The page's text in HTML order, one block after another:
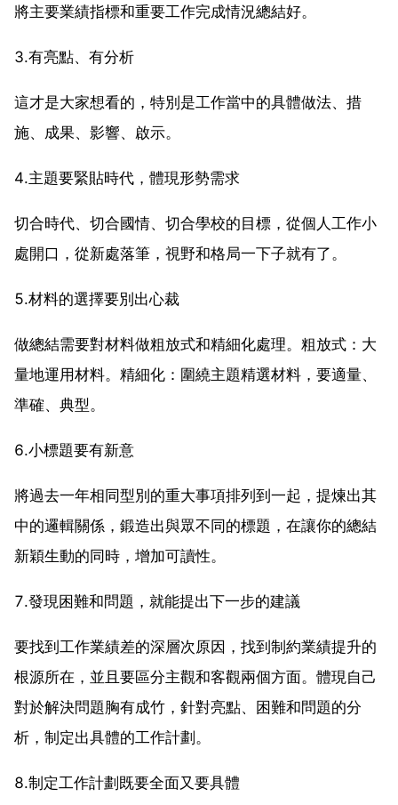
將主要業績指標和重要工作完成情況總結好。
3.有亮點、有分析
這才是大家想看的，特別是工作當中的具體做法、措
施、成果、影響、啟示。
4.主題要緊貼時代，體現形勢需求
切合時代、切合國情、切合學校的目標，從個人工作小
處開口，從新處落筆，視野和格局一下子就有了。
5.材料的選擇要別出心裁
做總結需要對材料做粗放式和精細化處理。粗放式：大
量地運用材料。精細化：圍繞主題精選材料，要適量、
準確、典型。
6.小標題要有新意
將過去一年相同型別的重大事項排列到一起，提煉出其
中的邏輯關係，鍛造出與眾不同的標題，在讓你的總結
新穎生動的同時，增加可讀性。
7.發現困難和問題，就能提出下一步的建議
要找到工作業績差的深層次原因，找到制約業績提升的
根源所在，並且要區分主觀和客觀兩個方面。體現自己
對於解決問題胸有成竹，針對亮點、困難和問題的分
析，制定出具體的工作計劃。
8.制定工作計劃既要全面又要具體